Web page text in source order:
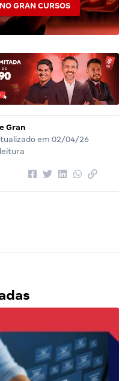
GRAN CURSOS
Gran
em 02/04/26